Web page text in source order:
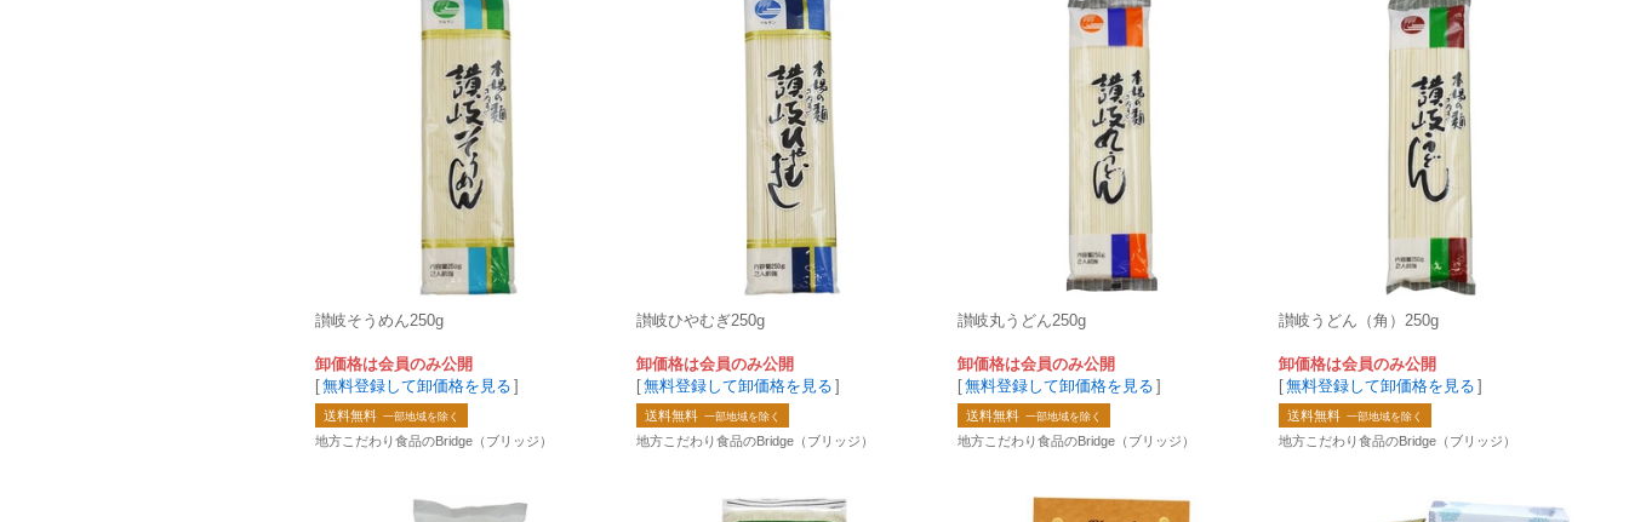
讃岐そうめん250g
卸価格は会員のみ公開
[無料登録して卸価格を見る ]
送料無料 一部地域を除く
地方こだわり食品のBridge（ブリッジ）
讃岐ひやむぎ250g
卸価格は会員のみ公開
[無料登録して卸価格を見る ]
送料無料 一部地域を除く
地方こだわり食品のBridge（ブリッジ）
讃岐丸うどん250g
卸価格は会員のみ公開
[無料登録して卸価格を見る ]
送料無料 一部地域を除く
地方こだわり食品のBridge（ブリッジ）
讃岐うどん（角）250g
卸価格は会員のみ公開
[無料登録して卸価格を見る ]
送料無料 一部地域を除く
地方こだわり食品のBridge（ブリッジ）